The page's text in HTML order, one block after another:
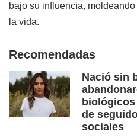
bajo su influencia,
la vida.
Recomendadas
Nació sin
de
sociales